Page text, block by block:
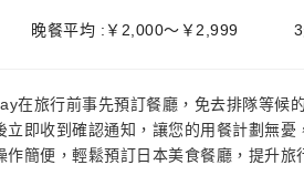
晚餐平均 :￥2,000～￥2,999
在旅行前事先預訂餐廳，免去排隊等候
立即收到確認通知，讓您的用餐計劃無憂
作簡便，輕鬆預訂日本美食餐廳，提升